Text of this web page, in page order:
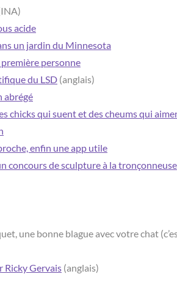
acide
un jardin du Minnesota
personne
du LSD (anglais)
abrégé
chicks qui suent et des cheums qui
enfin une app utile
concours de sculpture à la tronçonneuse
une bonne blague avec votre chat
Ricky Gervais (anglais)